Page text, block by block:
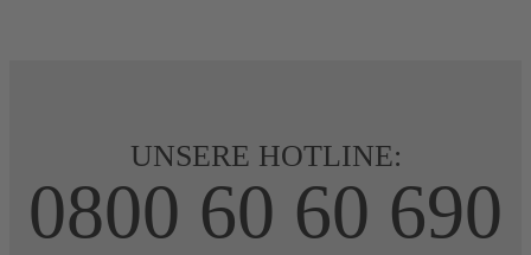
UNSERE HOTLINE:
0800 60 60 690